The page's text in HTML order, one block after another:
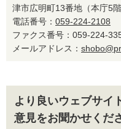
津市広明町13番地（本庁5階
電話番号： 059-224-2108
ファクス番号：059-224-
メールアドレス：
より良いウェブサイ
意見をお聞かせくだ